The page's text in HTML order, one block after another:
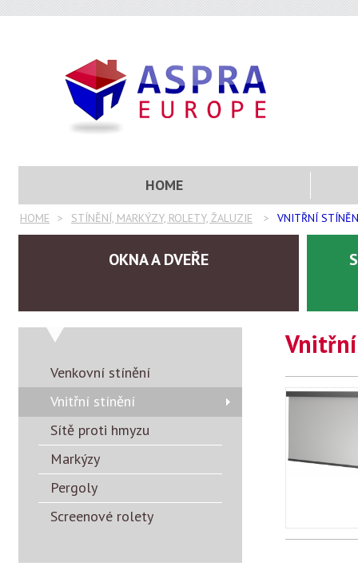
HOME STÍNĚNÍ, MARKÝZY, ROLETY, ŽALUZIE VNITŘNÍ
OKNA A DVEŘE
Venkovní stínění
Vnitřní stínění
Sítě proti hmyzu
Markýzy
Pergoly
Screenové rolety
HOME